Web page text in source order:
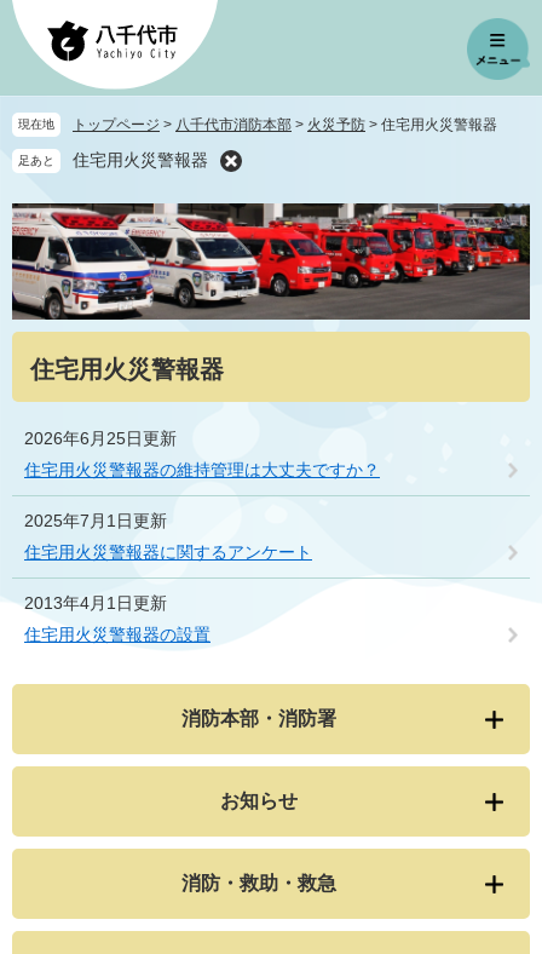
ペ
先
頭
。
メ
を
飛
て
本
文
へ
現在地 トップページ > 八千代市消防本部 > 火災予防 > 住宅用火災警報器
足あと 住宅用火災警報器
住宅用火災警報器
2026年6月25日更新
住宅用火災警報器の維持管理は大丈夫ですか？
2025年7月1日更新
住宅用火災警報器に関するアンケート
2013年4月1日更新
住宅用火災警報器の設置
消防本部・消防署
お知らせ
消防・救助・救急